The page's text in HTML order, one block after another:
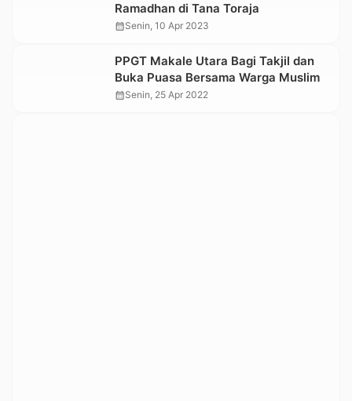
Ramadhan di Tana Toraja
calendar_monthSenin, 10 Apr 2023
PPGT Makale Utara Bagi Takjil dan
Buka Puasa Bersama Warga Muslim
calendar_monthSenin, 25 Apr 2022